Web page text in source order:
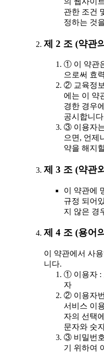
관한 조건
정하는 것
제 2 조 (약관
① 이 약관
으로써 효
② 교육정
에는 이 약
경한 경우
공시합니
③ 이용자
으면, 언제
약을 해지
제 3 조 (약관
이 약관에
규정 되어
지 않은 경
제 4 조 (용어
이 약관에서 사
니다.
① 이용자 :
자
② 이용자
서비스 이
자의 선택
문자와 숫
③ 비밀번
기 위하여